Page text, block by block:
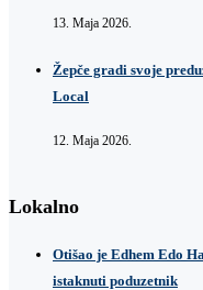
13. Maja 2026.
Žepče gradi svoje
Local
12. Maja 2026.
Lokalno
Otišao je Edhem Edo
istaknuti poduzetnik